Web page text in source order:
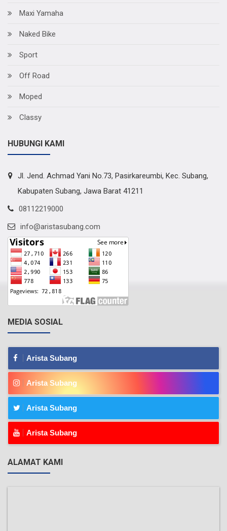
Maxi Yamaha
Naked Bike
Sport
Off Road
Moped
Classy
HUBUNGI KAMI
Jl. Jend. Achmad Yani No.73, Pasirkareumbi, Kec. Subang,
Kabupaten Subang, Jawa Barat 41211
08112219000
info@aristasubang.com
MEDIA SOSIAL
Arista Subang
Arista Subang
Arista Subang
Arista Subang
ALAMAT KAMI